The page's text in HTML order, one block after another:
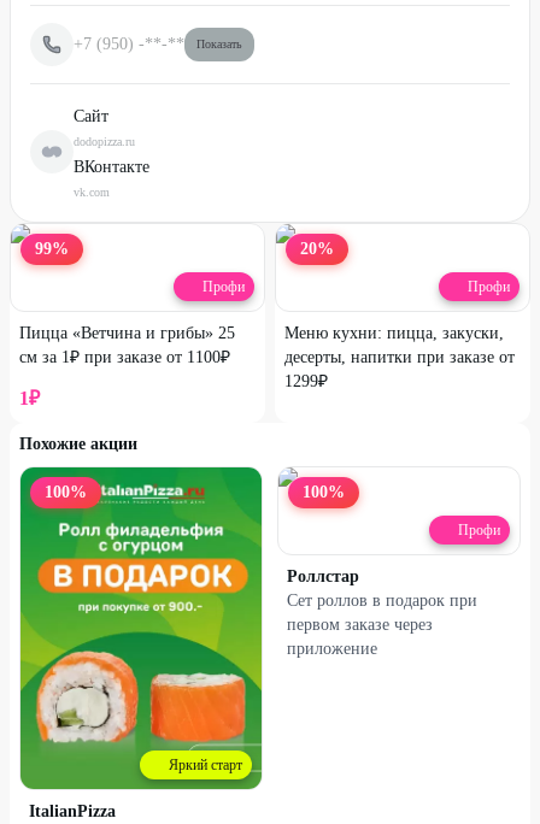
+7 (950) -**-** Показать
Сайт
dodopizza.ru
ВКонтакте
vk.com
99%
Профи
Пицца «Ветчина и грибы» 25
см за 1₽ при заказе от 1100₽
1₽
20%
Профи
Меню кухни: пицца, закуски,
десерты, напитки при заказе от
1299₽
Похожие акции
100%
Яркий старт
ItalianPizza
100%
Профи
Роллстар
Сет роллов в подарок при
первом заказе через
приложение